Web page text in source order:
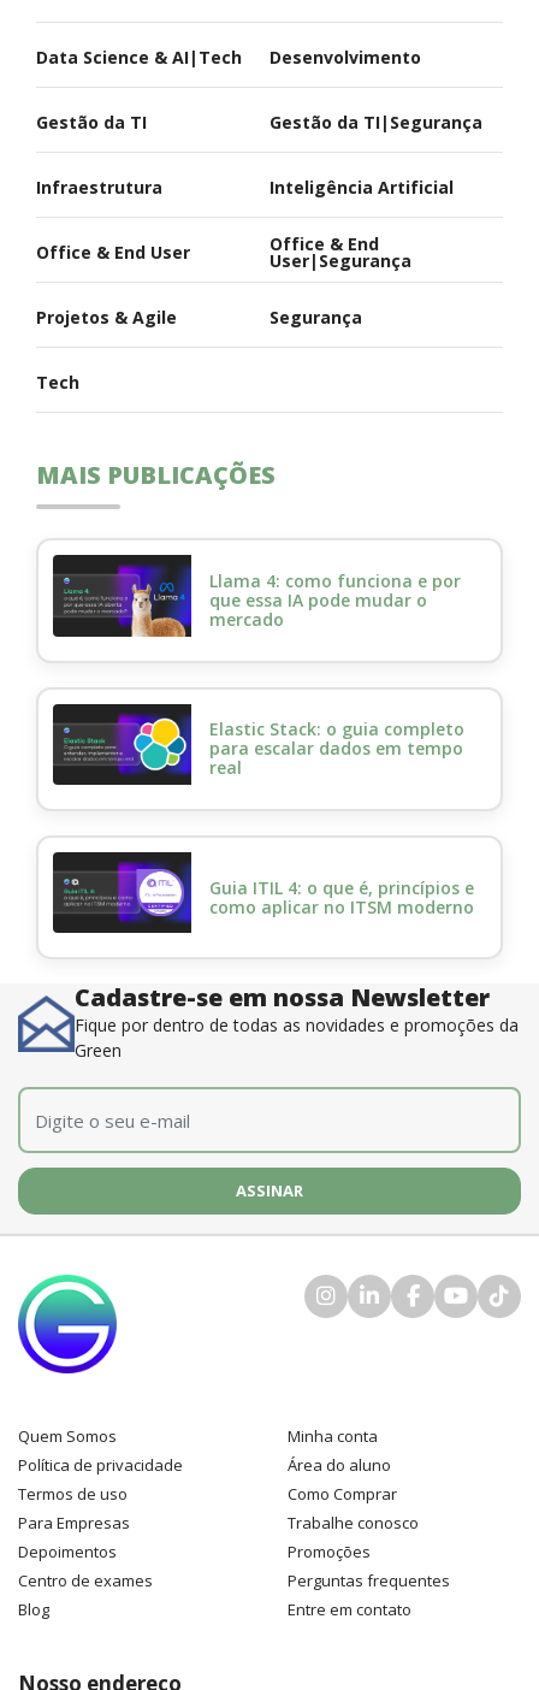
Data Science & AI|Tech Desenvolvimento
Gestão da TI Gestão da TI|Segurança
Infraestrutura Inteligência Artificial
Office & End User Office & End
User|Segurança
Projetos & Agile Segurança
Tech
MAIS PUBLICAÇÕES
Llama 4: como funciona e por
que essa IA pode mudar o
mercado
Elastic Stack: o guia completo
para escalar dados em tempo
real
Guia ITIL 4: o que é, princípios e
como aplicar no ITSM moderno
Cadastre-se em nossa Newsletter
Fique por dentro de todas as novidades e promoções da
Green
E-mail
Quem Somos
Política de privacidade
Termos de uso
Para Empresas
Depoimentos
Centro de exames
Blog
Minha conta
Área do aluno
Como Comprar
Trabalhe conosco
Promoções
Perguntas frequentes
Entre em contato
Nosso endereço